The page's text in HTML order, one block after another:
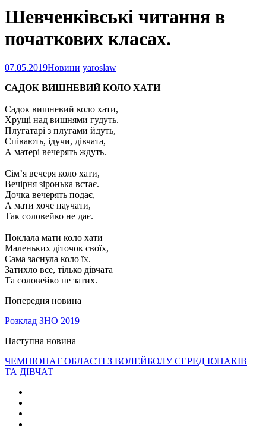
Шевченківські читання в
початкових класах.
07.05.2019Новини yaroslaw
САДОК ВИШНЕВИЙ КОЛО ХАТИ
Садок вишневий коло хати,
Хрущі над вишнями гудуть.
Плугатарі з плугами йдуть,
Співають, ідучи, дівчата,
А матері вечерять ждуть.
Сім’я вечеря коло хати,
Вечірня зіронька встає.
Дочка вечерять подає,
А мати хоче научати,
Так соловейко не дає.
Поклала мати коло хати
Маленьких діточок своїх,
Сама заснула коло їх.
Затихло все, тілько дівчата
Та соловейко не затих.
Попередня новина
Розклад ЗНО 2019
Наступна новина
ЧЕМПІОНАТ ОБЛАСТІ З ВОЛЕЙБОЛУ СЕРЕД ЮНАКІВ
ТА ДІВЧАТ